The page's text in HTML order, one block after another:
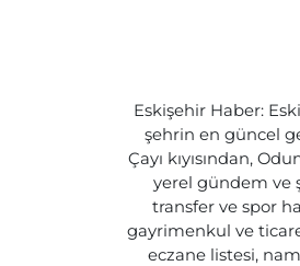
Eskişehir Haber:
şehrin en güncel
Çayı kıyısından,
yerel gündem ve
transfer ve spor
gayrimenkul ve
eczane listesi,